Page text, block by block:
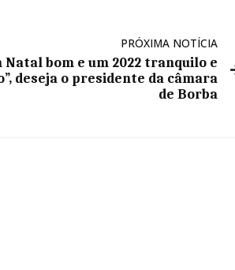
PRÓXIMA NOTÍCIA
Natal bom e um 2022 tranquilo e
deseja o presidente da câmara
de Borba